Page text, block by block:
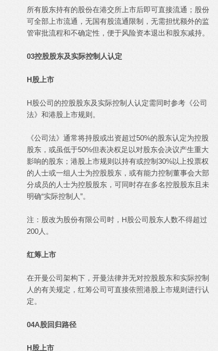
所有股东持有的股份在港交所上市后即可直接流通；股份
可全部上市流通，无国有股流通限制，无需担忧额外的监
管审批流程和不确定性，便于风险资本退出和股东减持。
03控股股东及实际控制人认定
H股上市
H股公司的控股股东及实际控制人认定需同时参考《公司
法》和港股上市规则。
《公司法》通常将持股或出资超过50%的股东认定为控股
股东，或虽低于50%但表决权足以对股东会决议产生重大
影响的股东；港股上市规则以持有或控制30%以上投票权
的人士或一组人士为控股股东，或有能力控制董事会大部
分成员的人士为控股股东，可同时存在多名控股股东且未
明确“实际控制人”。
注：股改为股份有限公司时，H股公司股东人数不得超过
200人。
红筹上市
在开曼公司架构下，开曼法律并无对控股股东和实际控制
人的有关规定，红筹公司可直接依照港股上市规则进行认
定。
04A股回归路径
H股上市